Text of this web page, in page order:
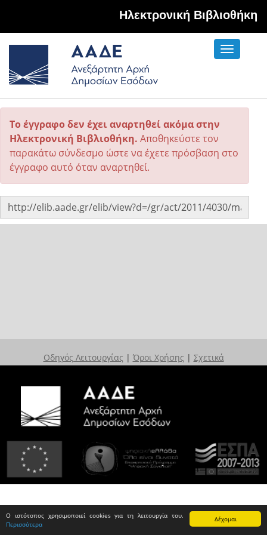
Δέχομαι
Ο ιστότοπος χρησιμοποιεί cookies για τη λειτουργία του.
Περισσότερα
Hλεκτρονική Βιβλιοθήκη
Toggle
Το έγγραφο δεν έχει αναρτηθεί ακόμα στην
Ηλεκτρονική Βιβλιοθήκη. Αποθηκεύστε τον
παρακάτω σύνδεσμο ώστε να έχετε πρόσβαση στο
έγγραφο αυτό όταν αναρτηθεί.
Οδηγός Λειτουργίας | Όροι Χρήσης | Σχετικά